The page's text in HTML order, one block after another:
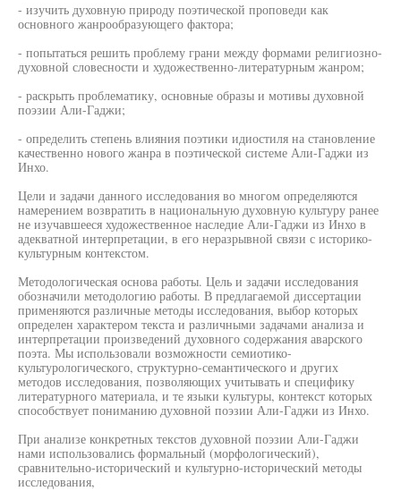
- изучить духовную природу поэтической проповеди как
основного жанрообразующего фактора;
- попытаться решить проблему грани между формами религиозно-
духовной словесности и художественно-литературным жанром;
- раскрыть проблематику, основные образы и мотивы духовной
поэзии Али-Гаджи;
- определить степень влияния поэтики идиостиля на становление
качественно нового жанра в поэтической системе Али-Гаджи из
Инхо.
Цели и задачи данного исследования во многом определяются
намерением возвратить в национальную духовную культуру ранее
не изучавшееся художественное наследие Али-Гаджи из Инхо в
адекватной интерпретации, в его неразрывной связи с историко-
культурным контекстом.
Методологическая основа работы. Цель и задачи исследования
обозначили методологию работы. В предлагаемой диссертации
применяются различные методы исследования, выбор которых
определен характером текста и различными задачами анализа и
интерпретации произведений духовного содержания аварского
поэта. Мы использовали возможности семиотико-
культурологического, структурно-семантического и других
методов исследования, позволяющих учитывать и специфику
литературного материала, и те языки культуры, контекст которых
способствует пониманию духовной поэзии Али-Гаджи из Инхо.
При анализе конкретных текстов духовной поэзии Али-Гаджи
нами использовались формальный (морфологический),
сравнительно-исторический и культурно-исторический методы
исследования,